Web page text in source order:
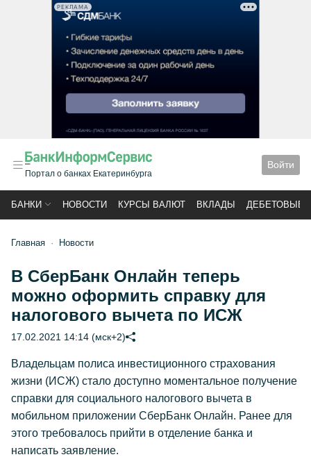
РЕКЛАМА
Портал о банках Екатеринбурга
Войти
БАНКИ НОВОСТИ КУРСЫ ВАЛЮТ ВКЛАДЫ ДЕБЕТОВЫЕ
Главная Новости
В СберБанк Онлайн теперь
можно оформить справку для
налогового вычета по ИСЖ
17.02.2021 14:14 (мск+2)
Владельцам полиса инвестиционного страхования
жизни (ИСЖ) стало доступно моментальное получение
справки для социального налогового вычета в
мобильном приложении СберБанк Онлайн. Ранее для
этого требовалось прийти в отделение банка и
написать заявление.